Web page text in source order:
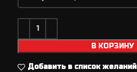
В КОРЗИНУ
Добавить в список желаний